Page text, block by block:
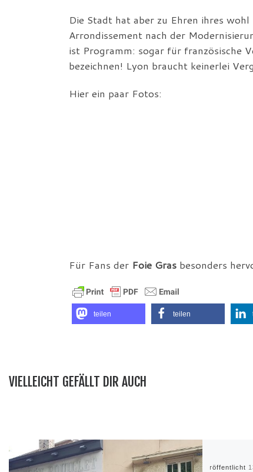
Die Stadt hat aber zu Ehren ihres
Arrondissement nach der
ist Programm: sogar für französische
bezeichnen! Lyon braucht keinerlei
Hier ein paar Fotos:
Für Fans der Foie Gras besonders
teilen teilen
VIELLEICHT GEFÄLLT DIR AUCH
Veröffentlicht